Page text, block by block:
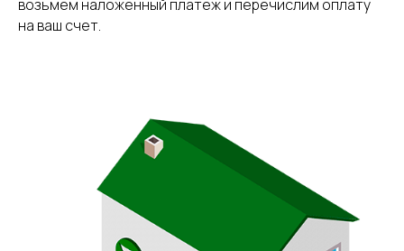
возьмем наложенный платеж и перечислим оплату
на ваш счет.